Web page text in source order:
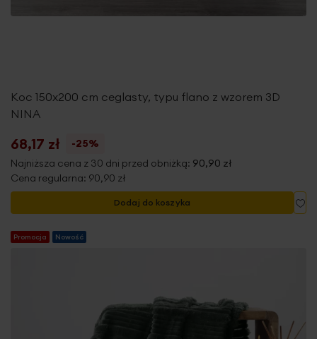
Koc 150x200 cm ceglasty, typu flano z wzorem 3D
NINA
68,17 zł
-25%
Najniższa cena z 30 dni przed obniżką: 90,90 zł
Cena regularna: 90,90 zł
Dodaj do koszyka
Promocja Nowość